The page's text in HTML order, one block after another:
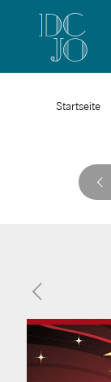
Startseite